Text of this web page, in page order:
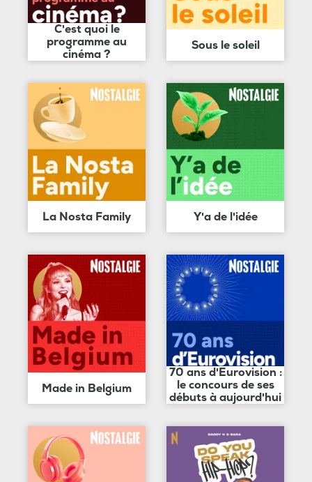
C'est quoi le
programme au
cinéma ?
Sous le soleil
La Nosta Family Y'a de l'idée
Made in Belgium
70 ans d'Eurovision :
le concours de ses
débuts à aujourd'hui